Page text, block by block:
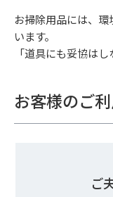
お掃除用品には、
います。
「道具にも妥協は
お客様のご
ご